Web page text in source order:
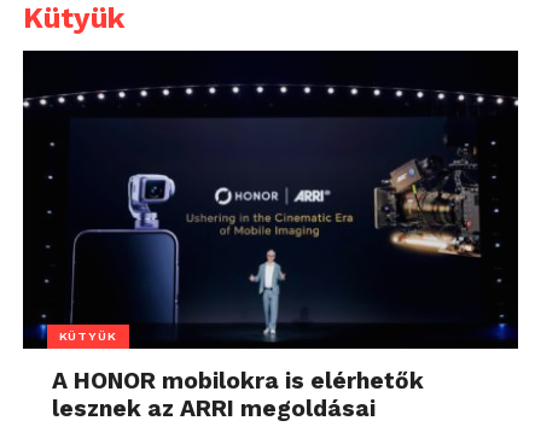
Kütyük
KÜTYÜK
A HONOR mobilokra is elérhetők
lesznek az ARRI megoldásai